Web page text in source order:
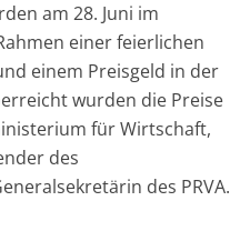
am 28. Juni im
einer feierlichen
einem Preisgeld in der
wurden die Preise
für Wirtschaft,
des
des PRVA.